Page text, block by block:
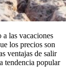
las vacaciones
los precios son
ventajas de salir
tendencia popular